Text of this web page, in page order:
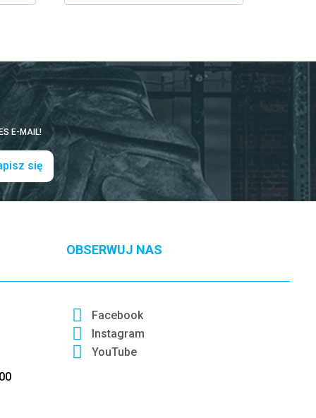
E-MAIL!
się
OBSERWUJ NAS
Facebook
Instagram
YouTube